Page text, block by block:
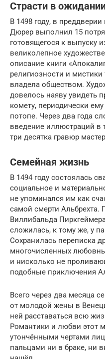
Страсти в
В 1498 году, в
Дюрер выполнил 15
готовящегося к выпуску
великолепное
описание книги
религиозности и
владела обществом.
довелось наяву увидеть
комету, периодически
потопе. Через два года
введение иллюстраций в
три десятка гравюр
Семейная жизнь
В 1494 году состоялась
социальное и
не упоминался им как
самой смерти Альбрехта.
Виллибальда
сложилась, к тому же, у
Сохранилась переписка
многочисленных
и нисколько не
подобные приключения
Всего через два месяца
от молодой жены в
ней расставаться всю
Романтики и любви этот
утончёнными чертами
пальцами ни в браке, ни